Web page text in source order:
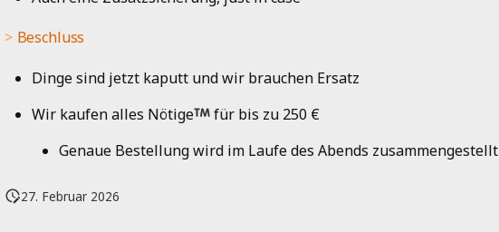
Beschluss
Dinge sind jetzt kaputt und wir brauchen Ersatz
Wir kaufen alles Nötige
für bis zu 250 €
Genaue Bestellung wird im Laufe des Abends zusammengestellt
27. Februar 2026